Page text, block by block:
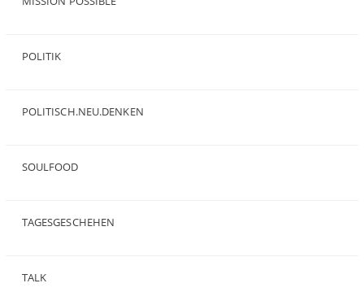
POLITIK
POLITISCH.NEU.DENKEN
SOULFOOD
TAGESGESCHEHEN
TALK